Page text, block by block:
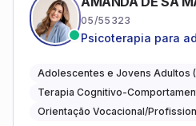
05/55323
Psicoterapia para
autoestima,
profissional
Adolescentes e Jovens Adultos
Terapia Cognitivo-
Orientação Vocacional/